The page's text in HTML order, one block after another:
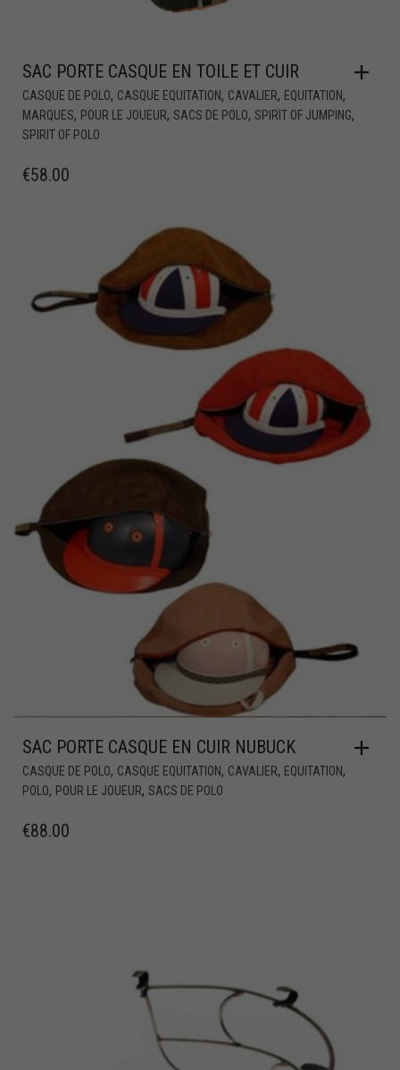
SAC PORTE CASQUE EN TOILE ET CUIR
CASQUE DE POLO, CASQUE EQUITATION, CAVALIER, EQUITATION,
MARQUES, POUR LE JOUEUR, SACS DE POLO, SPIRIT OF JUMPING,
SPIRIT OF POLO
€58.00
SAC PORTE CASQUE EN CUIR NUBUCK
CASQUE DE POLO, CASQUE EQUITATION, CAVALIER, EQUITATION,
POLO, POUR LE JOUEUR, SACS DE POLO
€88.00